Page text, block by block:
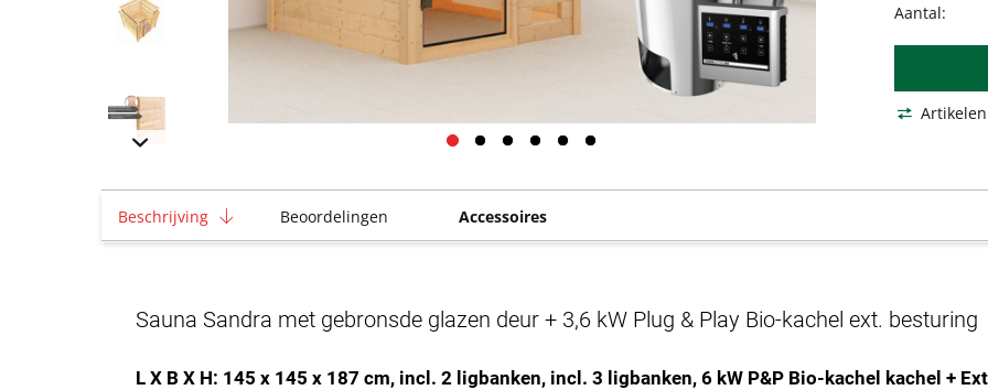
Aantal:
Beschrijving Beoordelingen Accessoires
Sauna Sandra met gebronsde glazen deur + 3,6 kW Plug & Play Bio-kachel ext. besturing
L X B X H: 145 x 145 x 187 cm, incl. 2 ligbanken, incl. 3 ligbanken, 6 kW P&P Bio-kachel kachel +